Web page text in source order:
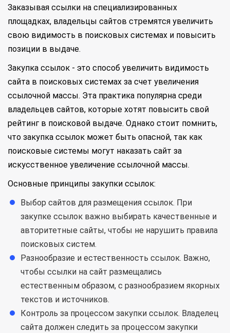
Заказывая ссылки на специализированных
площадках, владельцы сайтов стремятся увеличить
свою видимость в поисковых системах и повысить
позиции в выдаче.
Закупка ссылок - это способ увеличить видимость
сайта в поисковых системах за счет увеличения
ссылочной массы. Эта практика популярна среди
владельцев сайтов, которые хотят повысить свой
рейтинг в поисковой выдаче. Однако стоит помнить,
что закупка ссылок может быть опасной, так как
поисковые системы могут наказать сайт за
искусственное увеличение ссылочной массы.
Основные принципы закупки ссылок:
Выбор сайтов для размещения ссылок. При
закупке ссылок важно выбирать качественные и
авторитетные сайты, чтобы не нарушить правила
поисковых систем.
Разнообразие и естественность ссылок. Важно,
чтобы ссылки на сайт размещались
естественным образом, с разнообразием якорных
текстов и источников.
Контроль за процессом закупки ссылок. Владелец
сайта должен следить за процессом закупки